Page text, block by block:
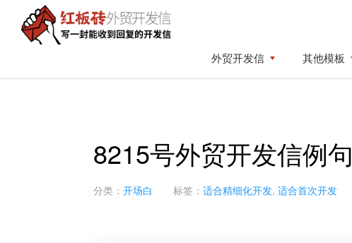
primary
content
砖
外贸开发信 其他模板
8215号外贸开发信例句
分类： 开场白 标签： 适合精细化开发, 适合首次开发